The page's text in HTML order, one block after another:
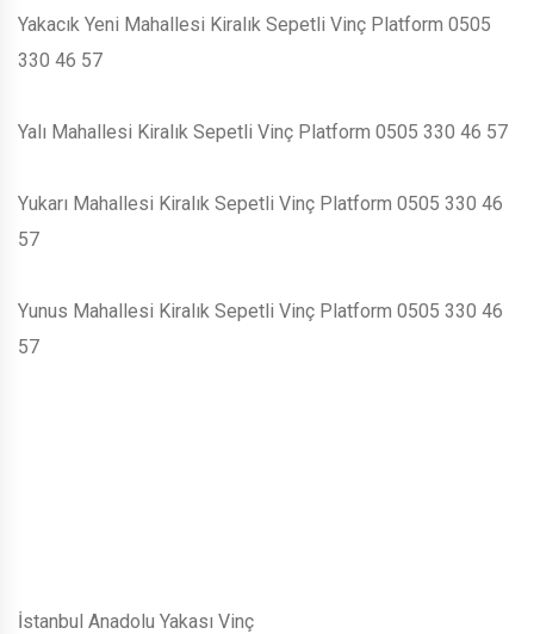
Yakacık Yeni Mahallesi Kiralık Sepetli Vinç Platform 0505
330 46 57
Yalı Mahallesi Kiralık Sepetli Vinç Platform 0505 330 46 57
Yukarı Mahallesi Kiralık Sepetli Vinç Platform 0505 330 46
57
Yunus Mahallesi Kiralık Sepetli Vinç Platform 0505 330 46
57
İstanbul Anadolu Yakası Vinç